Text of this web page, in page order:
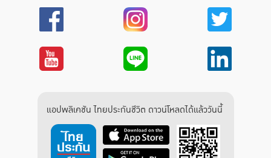
แอปพลิเคชัน ไทยประกันชีวิต ดาวน์โหลดได้แล้ววันนี้